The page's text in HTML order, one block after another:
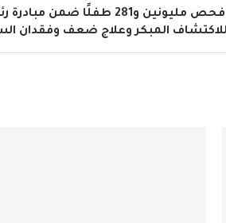
الصحة: فحص مليونين و281 طفلًا ضمن
للاكتشاف المبكر وعلاج ضعف وفقدان